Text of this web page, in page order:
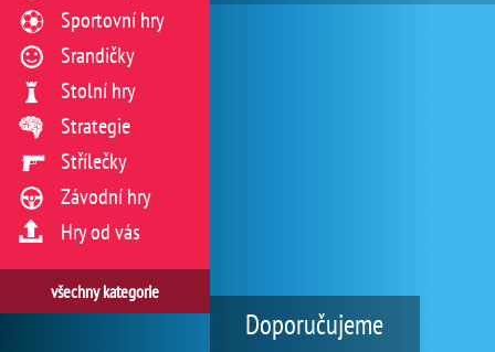
Sportovní hry
Srandičky
Stolní hry
Strategie
Střílečky
Závodní hry
Hry od vás
všechny kategorie
Doporučujeme